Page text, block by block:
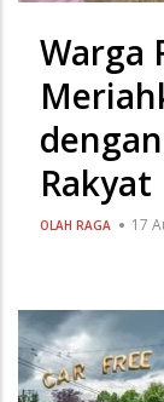
Warga
Rakyat
OLAH RAGA 17